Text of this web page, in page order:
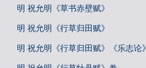
明 祝允明《草书赤壁赋》
明 祝允明《行草归田赋》
明 祝允明《行草归田赋》《乐志论》